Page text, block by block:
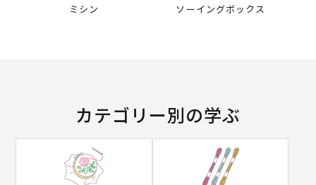
ミシン ソーイングボックス
カテゴリー別の学ぶ